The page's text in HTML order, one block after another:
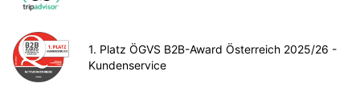
1. Platz ÖGVS B2B-Award Österreich 2025/26 -
Kundenservice